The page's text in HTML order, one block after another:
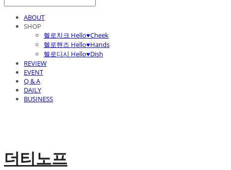
ABOUT
SHOP
헬로치크 Hello♥Cheek
헬로핸즈 Hello♥Hands
헬로디시 Hello♥Dish
REVIEW
EVENT
Q & A
DAILY
BUSINESS
더티노프